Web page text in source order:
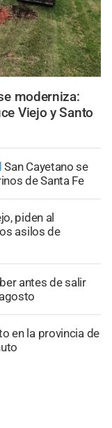
moderniza:
Viejo y Santo
San Cayetano se
de Santa Fe
piden al
asilos de
antes de salir
en la provincia de